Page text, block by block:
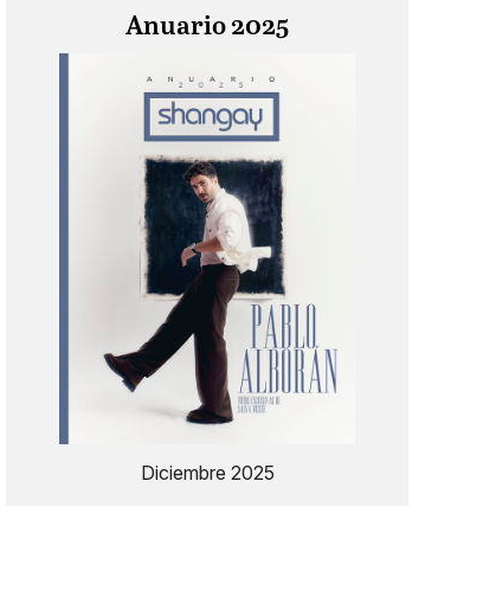
Anuario 2025
Diciembre 2025